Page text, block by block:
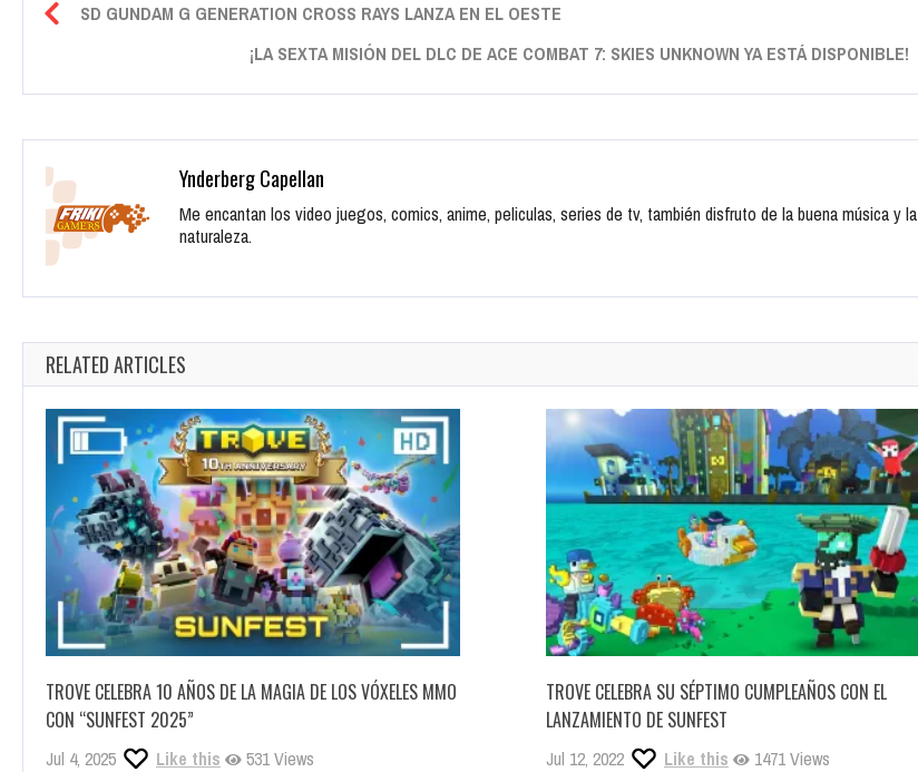
SD GUNDAM G GENERATION CROSS RAYS LANZA EN EL OESTE
¡LA SEXTA MISIÓN DEL DLC DE ACE COMBAT 7: SKIES UNKNOWN YA ESTÁ DISPONIBLE!
Ynderberg Capellan
Me encantan los video juegos, comics, anime, peliculas, series de tv, también disfruto de la buena música y la
naturaleza.
RELATED ARTICLES
TROVE CELEBRA 10 AÑOS DE LA MAGIA DE LOS VÓXELES MMO
CON “SUNFEST 2025”
Jul 4, 2025 Like this 531 Views
TROVE CELEBRA SU SÉPTIMO CUMPLEAÑOS CON EL
LANZAMIENTO DE SUNFEST
Jul 12, 2022 Like this 1471 Views